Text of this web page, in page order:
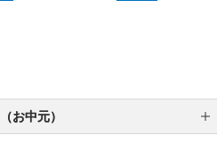
お中元）